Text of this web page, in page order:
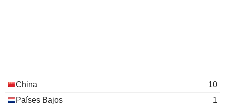
China
10
Países Bajos
1